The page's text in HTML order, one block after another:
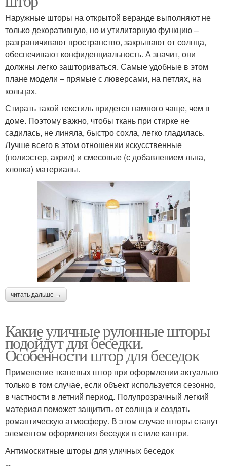
Наружные шторы на открытой веранде выполняют не
только декоративную, но и утилитарную функцию –
разграничивают пространство, закрывают от солнца,
обеспечивают конфиденциальность. А значит, они
должны легко зашториваться. Самые удобные в этом
плане модели – прямые с люверсами, на петлях, на
кольцах.
Стирать такой текстиль придется намного чаще, чем в
доме. Поэтому важно, чтобы ткань при стирке не
садилась, не линяла, быстро сохла, легко гладилась.
Лучше всего в этом отношении искусственные
(полиэстер, акрил) и смесовые (с добавлением льна,
хлопка) материалы.
читать дальше →
Какие уличные рулонные шторы
подойдут для беседки.
Особенности штор для беседок
Применение тканевых штор при оформлении актуально
только в том случае, если объект используется сезонно,
в частности в летний период. Полупрозрачный легкий
материал поможет защитить от солнца и создать
романтическую атмосферу. В этом случае шторы станут
элементом оформления беседки в стиле кантри.
Антимоскитные шторы для уличных беседок